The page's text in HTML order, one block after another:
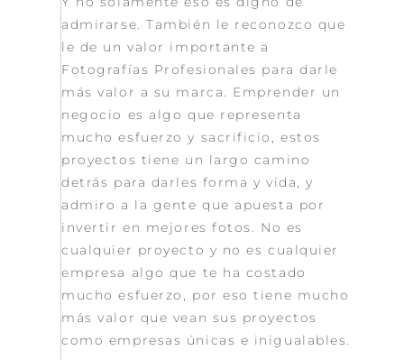
admirarse. También le reconozco que
le de un valor importante a
Fotografías Profesionales para darle
más valor a su marca. Emprender un
negocio es algo que representa
mucho esfuerzo y sacrificio, estos
proyectos tiene un largo camino
detrás para darles forma y vida, y
admiro a la gente que apuesta por
invertir en mejores fotos. No es
cualquier proyecto y no es cualquier
empresa algo que te ha costado
mucho esfuerzo, por eso tiene mucho
más valor que vean sus proyectos
como empresas únicas e inigualables.